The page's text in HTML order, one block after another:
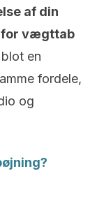
af din
vægttab
blot en
fordele,
og